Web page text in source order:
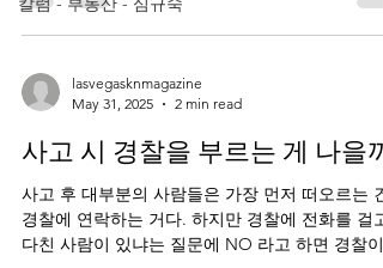
커버리지를 비교하며 설명해 보겠다. ...
lasvegasknmagazine
May 31, 2025
2 min read
사고 시 경찰을 부르는 게 나을까
사고 후 대부분의 사람들은 가장 먼저 떠오르는 건
경찰에 연락하는 거다. 하지만 경찰에 전화를 걸고
다친 사람이 있냐는 질문에 NO 라고 하면 경찰이